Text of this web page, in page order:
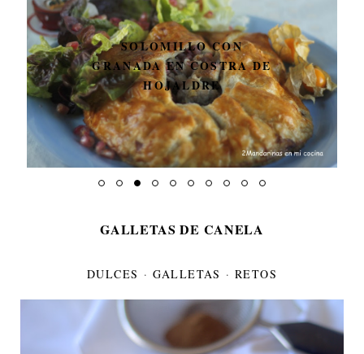
15 RECETAS DE VERANO
FÁCILES CON THERMOMIX
GALLETAS DE CANELA
DULCES · GALLETAS · RETOS